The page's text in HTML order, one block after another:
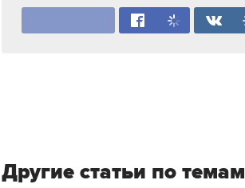
Другие статьи по темам